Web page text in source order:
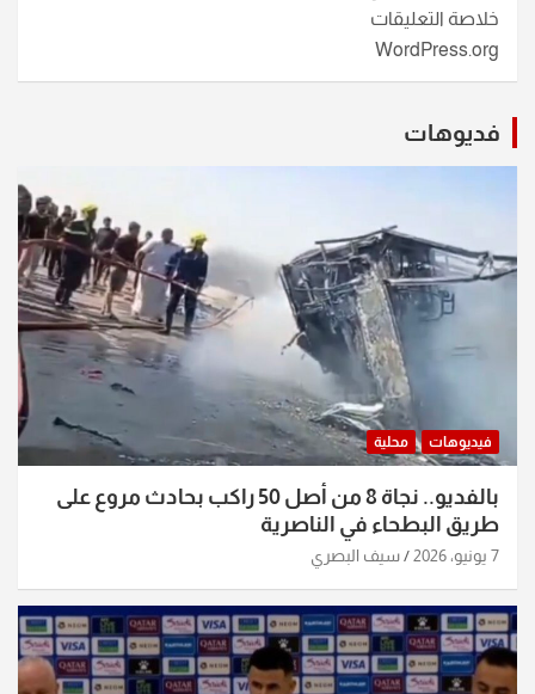
خلاصة التعليقات
WordPress.org
فديوهات
فيديوهات محلية
بالفديو.. نجاة 8 من أصل 50 راكب بحادث مروع على
طريق البطحاء في الناصرية
7 يونيو، 2026 سيف البصري